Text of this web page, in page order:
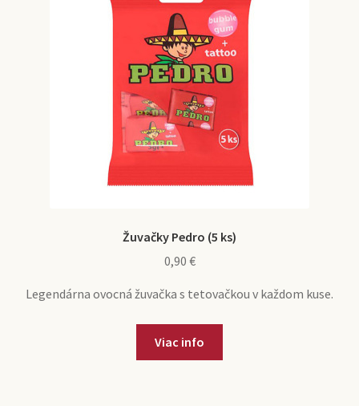
Žuvačky Pedro (5 ks)
0,90 €
Legendárna ovocná žuvačka s tetovačkou v každom kuse.
Viac info